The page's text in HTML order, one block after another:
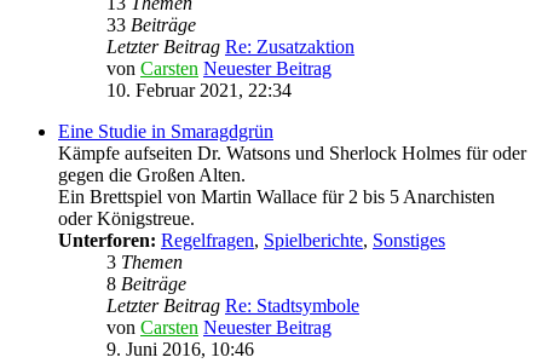
33 Beiträge
Letzter Beitrag Re: Zusatzaktion
von Carsten Neuester Beitrag
10. Februar 2021, 22:34
Eine Studie in Smaragdgrün
Kämpfe aufseiten Dr. Watsons und Sherlock Holmes für oder
gegen die Großen Alten.
Ein Brettspiel von Martin Wallace für 2 bis 5 Anarchisten
oder Königstreue.
Unterforen: Regelfragen, Spielberichte, Sonstiges
3 Themen
8 Beiträge
Letzter Beitrag Re: Stadtsymbole
von Carsten Neuester Beitrag
9. Juni 2016, 10:46